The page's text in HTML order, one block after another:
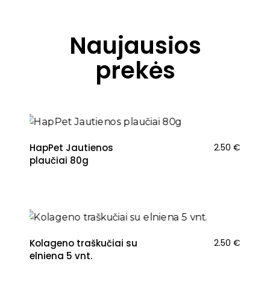
Naujausios
prekės
HapPet Jautienos
plaučiai 80g
2.50 €
Kolageno traškučiai su
elniena 5 vnt.
2.50 €